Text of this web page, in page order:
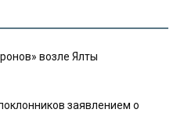
возле Ялты
заявлением о